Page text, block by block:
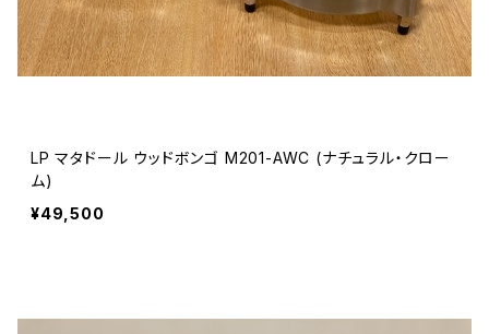
LP マタドール ウッドボンゴ M201-AWC (ナチュラル・クロー
ム)
¥49,500